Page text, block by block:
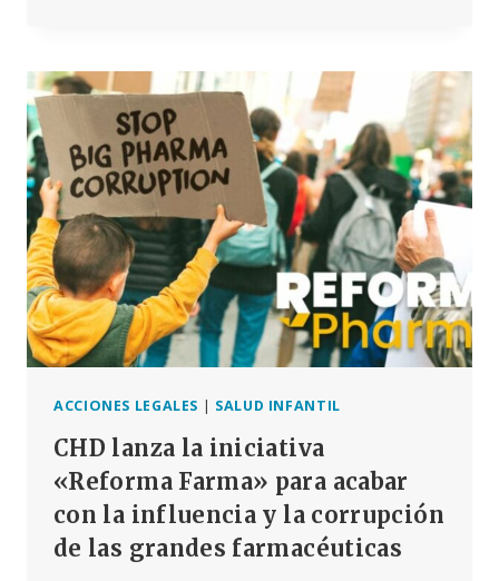
DETENGAMOS
LA
TIRANÍA
DE
LA
ORGANIZACIÓN
MUNDIAL
DE
LA
SALUD
EN
LA
«PREPARACIÓN
A
ACCIONES LEGALES | SALUD INFANTIL
CHD lanza la iniciativa
«Reforma Farma» para acabar
con la influencia y la corrupción
de las grandes farmacéuticas